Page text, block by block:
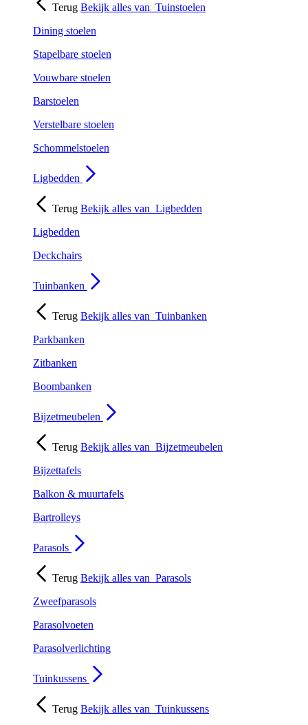
Terug Bekijk alles van Tuinstoelen
Dining stoelen
Stapelbare stoelen
Vouwbare stoelen
Barstoelen
Verstelbare stoelen
Schommelstoelen
Ligbedden
Terug Bekijk alles van Ligbedden
Ligbedden
Deckchairs
Tuinbanken
Terug Bekijk alles van Tuinbanken
Parkbanken
Zitbanken
Boombanken
Bijzetmeubelen
Terug Bekijk alles van Bijzetmeubelen
Bijzettafels
Balkon & muurtafels
Bartrolleys
Parasols
Terug Bekijk alles van Parasols
Zweefparasols
Parasolvoeten
Parasolverlichting
Tuinkussens
Terug Bekijk alles van Tuinkussens